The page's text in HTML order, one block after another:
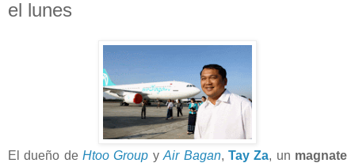
el lunes
El dueño deHtoo Group yAir Bagan, Tay Za, un magnate